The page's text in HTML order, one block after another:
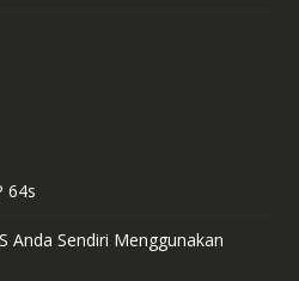
64s
Anda Sendiri Menggunakan